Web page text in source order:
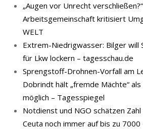
„Augen vor Unrecht
Arbeitsgemeinschaft kritisiert
WELT
Extrem-Niedrigwasser: Bilger will
für Lkw lockern – tagesschau.de
Sprengstoff-Drohnen-Vorfall am
Dobrindt hält „fremde Mächte“
möglich – Tagesspiegel
Notdienst und NGO schätzen
Ceuta noch immer auf bis zu 7000